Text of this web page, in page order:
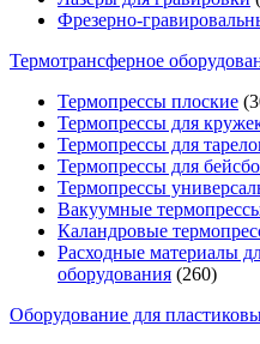
Фрезерно-
Термотрансферное
Термопрессы плоские
Термопрессы для
Термопрессы для
Термопрессы для
Термопрессы
Вакуумные
Каландровые
Расходные материалы
оборудования (260)
Оборудование для